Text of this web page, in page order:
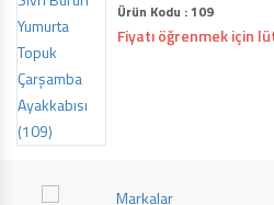
Ürün Kodu : 109
Fiyatı öğrenmek için